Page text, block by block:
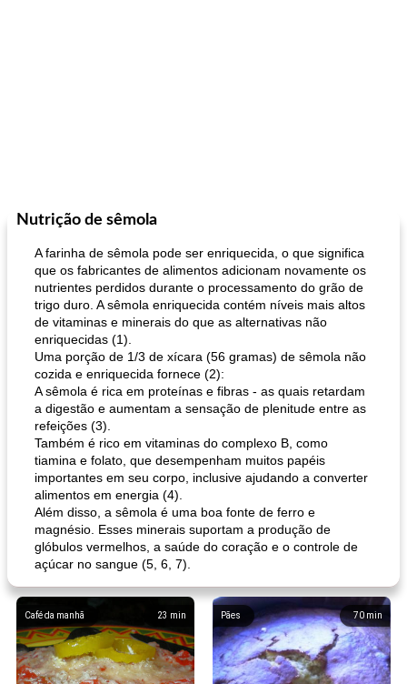
Nutrição de sêmola
A farinha de sêmola pode ser enriquecida, o que significa
que os fabricantes de alimentos adicionam novamente os
nutrientes perdidos durante o processamento do grão de
trigo duro. A sêmola enriquecida contém níveis mais altos
de vitaminas e minerais do que as alternativas não
enriquecidas (1).
Uma porção de 1/3 de xícara (56 gramas) de sêmola não
cozida e enriquecida fornece (2):
A sêmola é rica em proteínas e fibras - as quais retardam
a digestão e aumentam a sensação de plenitude entre as
refeições (3).
Também é rico em vitaminas do complexo B, como
tiamina e folato, que desempenham muitos papéis
importantes em seu corpo, inclusive ajudando a converter
alimentos em energia (4).
Além disso, a sêmola é uma boa fonte de ferro e
magnésio. Esses minerais suportam a produção de
glóbulos vermelhos, a saúde do coração e o controle de
açúcar no sangue (5, 6, 7).
23 min
Café da manhã 70 min
Pães